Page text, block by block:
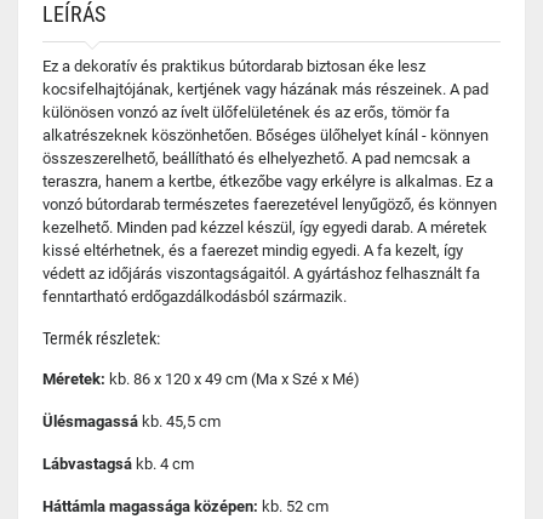
LEÍRÁS
Ez a dekoratív és praktikus bútordarab biztosan éke lesz
kocsifelhajtójának, kertjének vagy házának más részeinek. A pad
különösen vonzó az ívelt ülőfelületének és az erős, tömör fa
alkatrészeknek köszönhetően. Bőséges ülőhelyet kínál - könnyen
összeszerelhető, beállítható és elhelyezhető. A pad nemcsak a
teraszra, hanem a kertbe, étkezőbe vagy erkélyre is alkalmas. Ez a
vonzó bútordarab természetes faerezetével lenyűgöző, és könnyen
kezelhető. Minden pad kézzel készül, így egyedi darab. A méretek
kissé eltérhetnek, és a faerezet mindig egyedi. A fa kezelt, így
védett az időjárás viszontagságaitól. A gyártáshoz felhasznált fa
fenntartható erdőgazdálkodásból származik.
Termék részletek:
Méretek: kb. 86 x 120 x 49 cm (Ma x Szé x Mé)
Ülésmagassá kb. 45,5 cm
Lábvastagsá kb. 4 cm
Háttámla magassága középen: kb. 52 cm